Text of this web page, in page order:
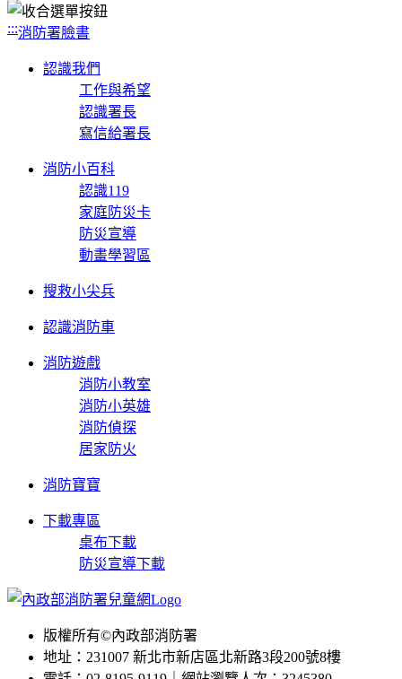
:::消防署臉書
認識我們
工作與希望
認識署長
寫信給署長
消防小百科
認識119
家庭防災卡
防災宣導
動畫學習區
搜救小尖兵
認識消防車
消防遊戲
消防小教室
消防小英雄
消防偵探
居家防火
消防寶寶
下載專區
桌布下載
防災宣導下載
版權所有©內政部消防署
地址：231007 新北市新店區北新路3段200號8樓